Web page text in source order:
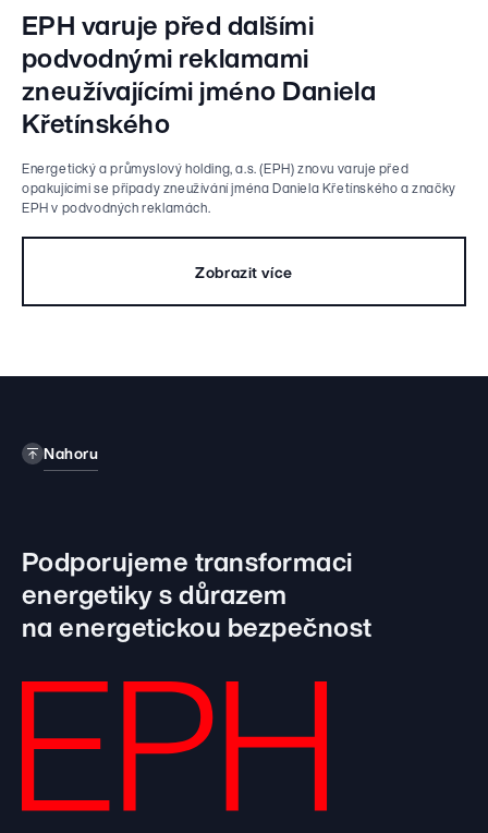
EPH varuje před dalšími
podvodnými reklamami
zneužívajícími jméno Daniela
Křetínského
Energetický a průmyslový holding, a.s. (EPH) znovu varuje před
opakujícími se případy zneužívání jména Daniela Křetínského a značky
EPH v podvodných reklamách.
Zobrazit více
Nahoru
Podporujeme transformaci
energetiky s důrazem
na energetickou bezpečnost